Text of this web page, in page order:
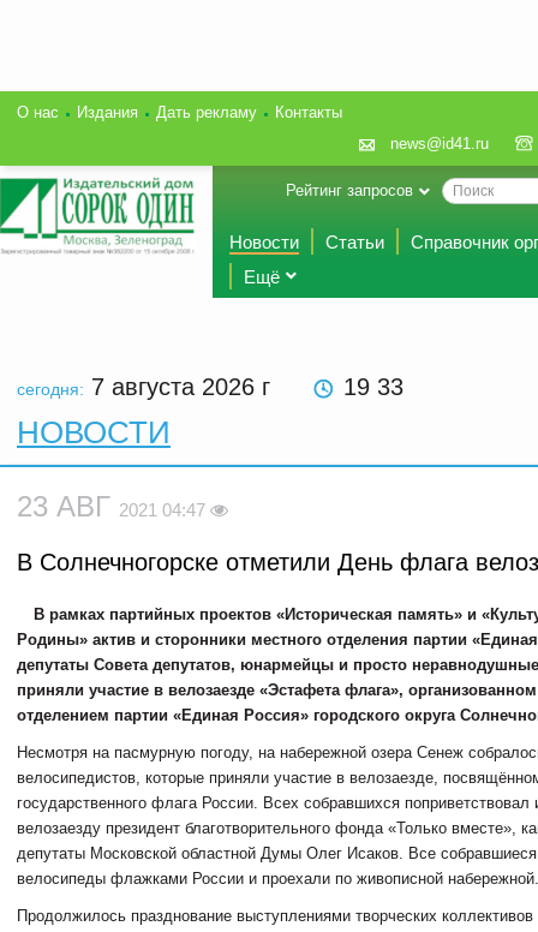
О нас Издания Дать рекламу
Контакты
news@id41.ru
Рейтинг запросов
Новости Статьи
Справочник
Ещё
сегодня: 7 августа 2026 г 19 33
НОВОСТИ
23 АВГ 2021 04:47
В Солнечногорске отметили День флага
В рамках партийных проектов «Историческая память» и
Родины» актив и сторонники местного отделения партии
депутаты Совета депутатов, юнармейцы и просто
приняли участие в велозаезде «Эстафета флага»,
отделением партии «Единая Россия» городского округа
Несмотря на пасмурную погоду, на набережной озера Сенеж
велосипедистов, которые приняли участие в велозаезде,
государственного флага России. Всех собравшихся поприветствовал
велозаезду президент благотворительного фонда «Только вместе»,
депутаты Московской областной Думы Олег Исаков. Все
велосипеды флажками России и проехали по живописной набережной.
Продолжилось празднование выступлениями творческих коллективов